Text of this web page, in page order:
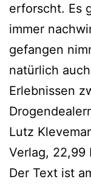
erforscht. Es
immer
gefangen
natürlich
Erlebnissen
Lutz
Verlag, 22,99
Der Text ist